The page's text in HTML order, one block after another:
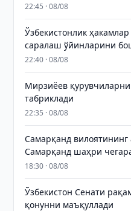
22:45 · 08/08
Ўзбекистонлик
саралаш ўйинларини
22:40 · 08/08
Мирзиёев
табриклади
22:35 · 08/08
Самарқанд
Самарқанд шаҳри
18:30 · 08/08
Ўзбекистон Сенати
қонунни маъқуллади